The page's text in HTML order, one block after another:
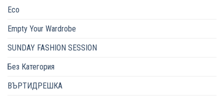
Eco
Empty Your Wardrobe
SUNDAY FASHION SESSION
Без Категория
ВЪРТИДРЕШКА